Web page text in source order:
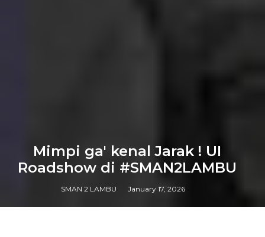
Mimpi ga' kenal Jarak ! UI
Roadshow di #SMAN2LAMBU
SMAN 2 LAMBU January 17, 2026